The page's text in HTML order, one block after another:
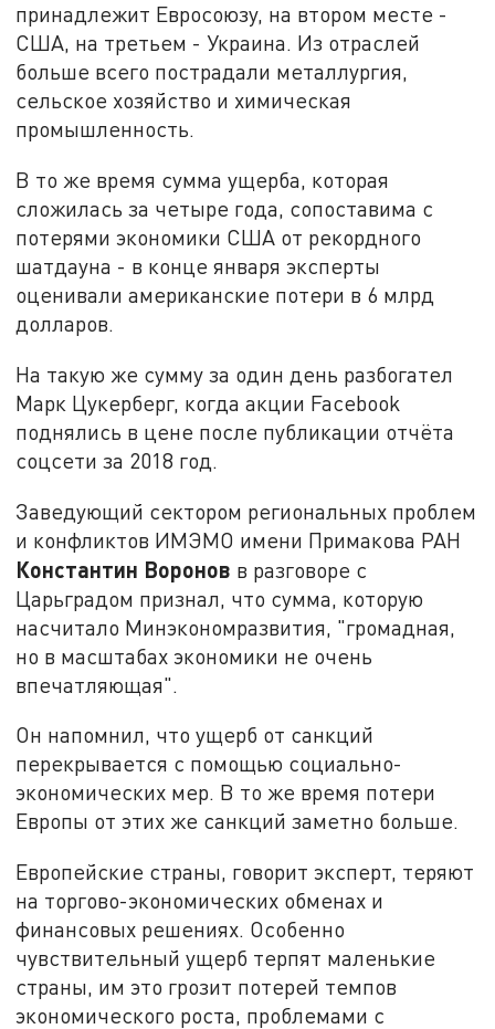
принадлежит Евросоюзу, на втором месте -
США, на третьем - Украина. Из отраслей
больше всего пострадали металлургия,
сельское хозяйство и химическая
промышленность.
В то же время сумма ущерба, которая
сложилась за четыре года, сопоставима с
потерями экономики США от рекордного
шатдауна - в конце января эксперты
оценивали американские потери в 6 млрд
долларов.
На такую же сумму за один день разбогател
Марк Цукерберг, когда акции Facebook
поднялись в цене после публикации отчёта
соцсети за 2018 год.
Заведующий сектором региональных проблем
и конфликтов ИМЭМО имени Примакова РАН
Константин Воронов в разговоре с
Царьградом признал, что сумма, которую
насчитало Минэкономразвития, "громадная,
но в масштабах экономики не очень
впечатляющая".
Он напомнил, что ущерб от санкций
перекрывается с помощью социально-
экономических мер. В то же время потери
Европы от этих же санкций заметно больше.
Европейские страны, говорит эксперт, теряют
на торгово-экономических обменах и
финансовых решениях. Особенно
чувствительный ущерб терпят маленькие
страны, им это грозит потерей темпов
экономического роста, проблемами с